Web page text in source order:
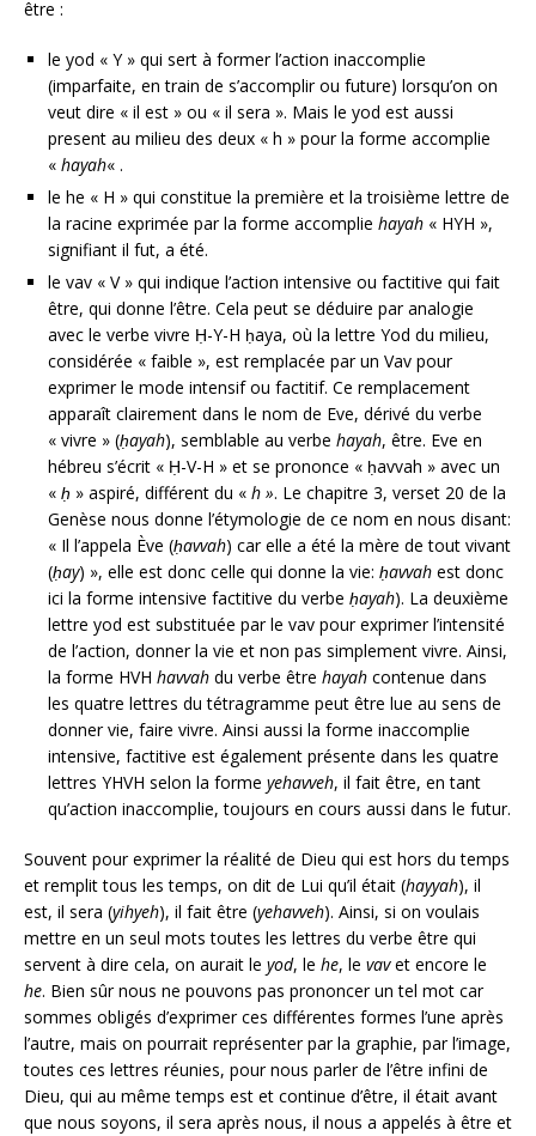
être :
le yod « Y » qui sert à former l’action inaccomplie
(imparfaite, en train de s’accomplir ou future) lorsqu’on on
veut dire « il est » ou « il sera ». Mais le yod est aussi
present au milieu des deux « h » pour la forme accomplie
« hayah« .
le he « H » qui constitue la première et la troisième lettre de
la racine exprimée par la forme accomplie hayah « HYH »,
signifiant il fut, a été.
le vav « V » qui indique l’action intensive ou factitive qui fait
être, qui donne l’être. Cela peut se déduire par analogie
avec le verbe vivre Ḥ-Y-H ḥaya, où la lettre Yod du milieu,
considérée « faible », est remplacée par un Vav pour
exprimer le mode intensif ou factitif. Ce remplacement
apparaît clairement dans le nom de Eve, dérivé du verbe
« vivre » (ḥayah), semblable au verbe hayah, être. Eve en
hébreu s’écrit « Ḥ-V-H » et se prononce « ḥavvah » avec un
« ḥ » aspiré, différent du « h ». Le chapitre 3, verset 20 de la
Genèse nous donne l’étymologie de ce nom en nous disant:
« Il l’appela Ève (ḥavvah) car elle a été la mère de tout vivant
(ḥay) », elle est donc celle qui donne la vie: ḥavvah est donc
ici la forme intensive factitive du verbe ḥayah). La deuxième
lettre yod est substituée par le vav pour exprimer l’intensité
de l’action, donner la vie et non pas simplement vivre. Ainsi,
la forme HVH havvah du verbe être hayah contenue dans
les quatre lettres du tétragramme peut être lue au sens de
donner vie, faire vivre. Ainsi aussi la forme inaccomplie
intensive, factitive est également présente dans les quatre
lettres YHVH selon la forme yehavveh, il fait être, en tant
qu’action inaccomplie, toujours en cours aussi dans le futur.
Souvent pour exprimer la réalité de Dieu qui est hors du temps
et remplit tous les temps, on dit de Lui qu’il était (hayyah), il
est, il sera (yihyeh), il fait être (yehavveh). Ainsi, si on voulais
mettre en un seul mots toutes les lettres du verbe être qui
servent à dire cela, on aurait le yod, le he, le vavet encore le
he. Bien sûr nous ne pouvons pas prononcer un tel mot car
sommes obligés d’exprimer ces différentes formes l’une après
l’autre, mais on pourrait représenter par la graphie, par l’image,
toutes ces lettres réunies, pour nous parler de l’être infini de
Dieu, qui au même temps est et continue d’être, il était avant
que nous soyons, il sera après nous, il nous a appelés à être et